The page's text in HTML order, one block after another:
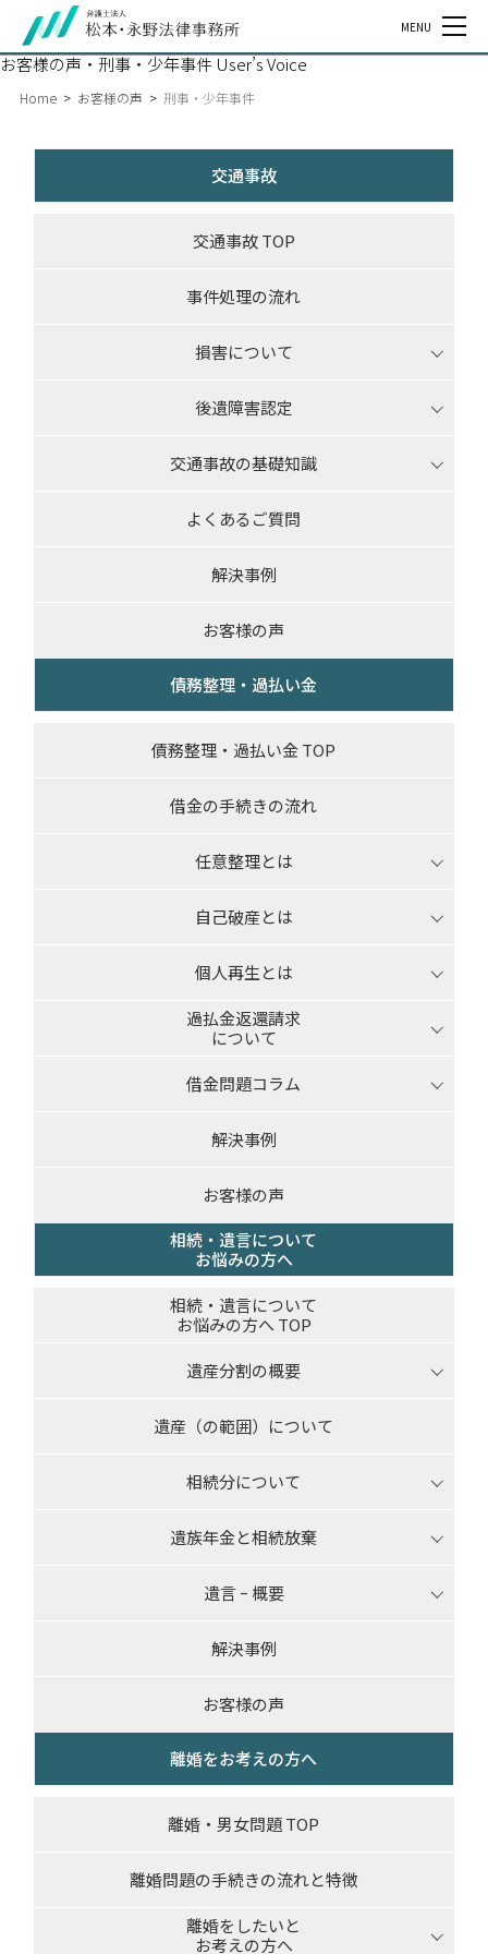
MENU
お客様の声・刑事・少年事件 User’s Voice
Home > お客様の声 > 刑事・少年事件
交通事故
交通事故 TOP
事件処理の流れ
損害について
後遺障害認定
交通事故の基礎知識
よくあるご質問
解決事例
お客様の声
債務整理・過払い金
債務整理・過払い金 TOP
借金の手続きの流れ
任意整理とは
自己破産とは
個人再生とは
過払金返還請求
について
借金問題コラム
解決事例
お客様の声
相続・遺言について
お悩みの方へ
相続・遺言について
お悩みの方へ TOP
遺産分割の概要
遺産（の範囲）について
相続分について
遺族年金と相続放棄
遺言 ｰ 概要
解決事例
お客様の声
離婚をお考えの方へ
離婚・男女問題 TOP
離婚問題の手続きの流れと特徴
離婚をしたいと
お考えの方へ